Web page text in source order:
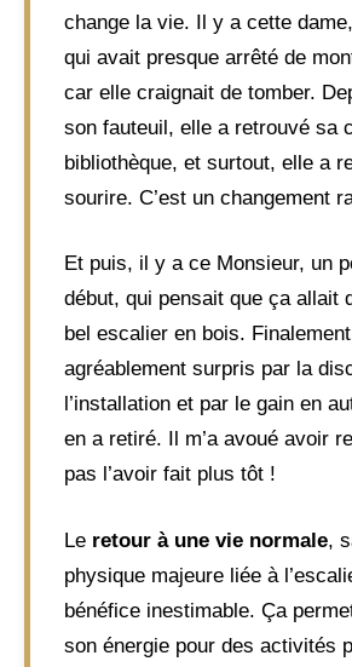
change la vie. Il y a cette
qui avait presque arrêté de
car elle craignait de tomber.
son fauteuil, elle a retrouvé sa
bibliothèque, et surtout, elle a
sourire. C’est un changement
Et puis, il y a ce Monsieur, un
début, qui pensait que ça allait
bel escalier en bois.
agréablement surpris par la
l’installation et par le gain en
en a retiré. Il m’a avoué avoir
pas l’avoir fait plus tôt !
Le retour à une vie normale,
physique majeure liée à
bénéfice inestimable. Ça
son énergie pour des activités